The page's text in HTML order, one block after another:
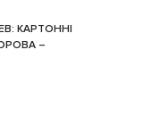
КАРТОННІ
–